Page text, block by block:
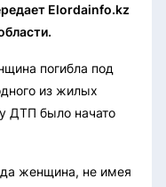
Elordainfo.kz
погибла под
из жилых
ДТП было начато
женщина, не имея